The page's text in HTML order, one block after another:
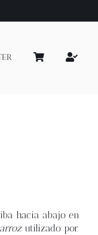
hacia abajo en
utilizado por